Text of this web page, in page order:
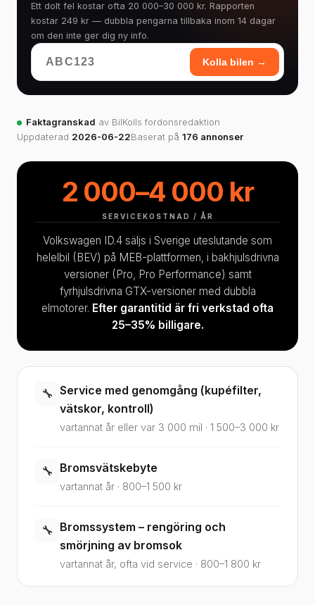
Ett dolt fel kostar ofta 20 000–30 000 kr. Rapporten
kostar 249 kr — dubbla pengarna tillbaka inom 14 dagar
om den inte ger dig ny info.
Kolla bilen →
Faktagranskad av BilKolls fordonsredaktion
Uppdaterad 2026-06-22Baserat på 176 annonser
2 000–4 000 kr
SERVICEKOSTNAD / ÅR
Volkswagen ID.4 säljs i Sverige uteslutande som
helelbil (BEV) på MEB-plattformen, i bakhjulsdrivna
versioner (Pro, Pro Performance) samt
fyrhjulsdrivna GTX-versioner med dubbla
elmotorer. Efter garantitid är fri verkstad ofta
25–35% billigare.
🔧 Service med genomgång (kupéfilter,
vätskor, kontroll)
vartannat år eller var 3 000 mil · 1 500–3 000 kr
🔧 Bromsvätskebyte
vartannat år · 800–1 500 kr
🔧 Bromssystem – rengöring och
smörjning av bromsok
vartannat år, ofta vid service · 800–1 800 kr